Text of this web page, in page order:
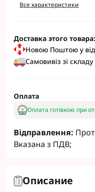
Все характеристики
Доставка этого товара:
Новою Поштою у
Самовивіз зі
Оплата
Оплата готівкою при
Відправлення:
Вказана з ПДВ;
Описание